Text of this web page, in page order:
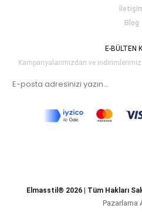
Blog
E-BÜLTEN
Kampanyalarımızdan ve
Elmasstil® 2026 | Tüm Hakları
Pazarlama